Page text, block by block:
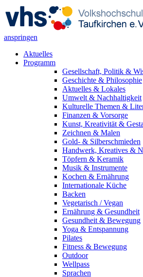
anspringen
Aktuelles
Programm
Gesellschaft, Politik &
Geschichte & Philosophie
Aktuelles & Lokales
Umwelt & Nachhaltigkeit
Kulturelle Themen &
Finanzen & Vorsorge
Kunst, Kreativität &
Zeichnen & Malen
Gold- & Silberschmieden
Handwerk, Kreatives &
Töpfern & Keramik
Musik & Instrumente
Kochen & Ernährung
Internationale Küche
Backen
Vegetarisch / Vegan
Ernährung & Gesundheit
Gesundheit & Bewegung
Yoga & Entspannung
Pilates
Fitness & Bewegung
Outdoor
Wellpass
Sprachen